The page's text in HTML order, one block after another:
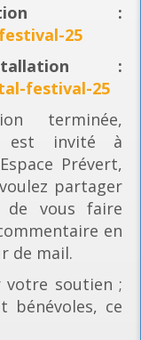
:
25
:
festival-25
terminée,
est invité à
Prévert,
partager
vous faire
en
de mail.
votre soutien ;
bénévoles, ce